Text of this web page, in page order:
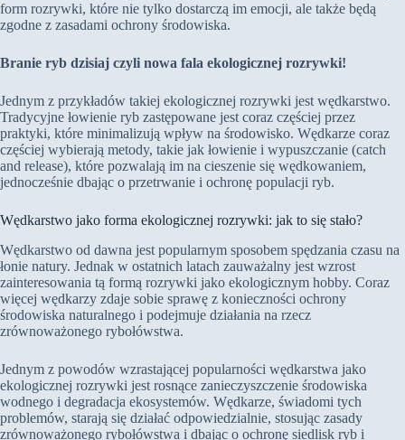
form rozrywki, które nie tylko dostarczą im emocji, ale także będą
zgodne z zasadami ochrony środowiska.
Branie ryb dzisiaj czyli nowa fala ekologicznej rozrywki!
Jednym z przykładów takiej ekologicznej rozrywki jest wędkarstwo.
Tradycyjne łowienie ryb zastępowane jest coraz częściej przez
praktyki, które minimalizują wpływ na środowisko. Wędkarze coraz
częściej wybierają metody, takie jak łowienie i wypuszczanie (catch
and release), które pozwalają im na cieszenie się wędkowaniem,
jednocześnie dbając o przetrwanie i ochronę populacji ryb.
Wędkarstwo jako forma ekologicznej rozrywki: jak to się stało?
Wędkarstwo od dawna jest popularnym sposobem spędzania czasu na
łonie natury. Jednak w ostatnich latach zauważalny jest wzrost
zainteresowania tą formą rozrywki jako ekologicznym hobby. Coraz
więcej wędkarzy zdaje sobie sprawę z konieczności ochrony
środowiska naturalnego i podejmuje działania na rzecz
zrównoważonego rybołówstwa.
Jednym z powodów wzrastającej popularności wędkarstwa jako
ekologicznej rozrywki jest rosnące zanieczyszczenie środowiska
wodnego i degradacja ekosystemów. Wędkarze, świadomi tych
problemów, starają się działać odpowiedzialnie, stosując zasady
zrównoważonego rybołówstwa i dbając o ochronę siedlisk ryb i